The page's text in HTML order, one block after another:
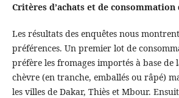
Critères d’achats et de consommation
Les résultats des enquêtes nous
préférences. Un premier lot de
préfère les fromages importés à base de
chèvre (en tranche, emballés ou râpé)
les villes de Dakar, Thiès et Mbour.